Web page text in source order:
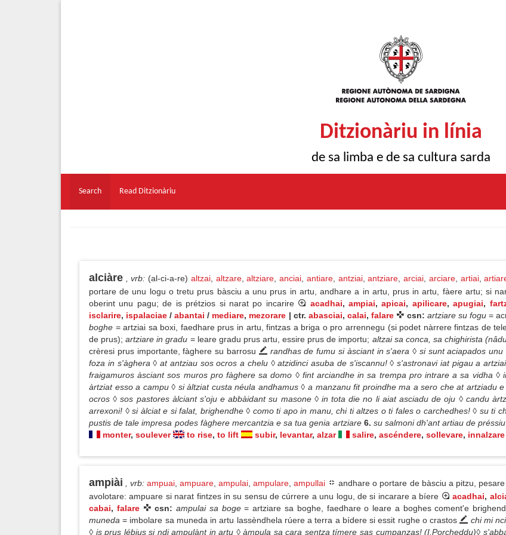
Ditzionàriu in línia
de sa limba e de sa cultura sarda
Search Read Ditzionàriu
alciàre , vrb: (al-ci-a-re) altzai, altzare,altziare ,anciai antiare, antziai,antziare ,arciai arciare, artiai,
portare de unu logu o tretu prus bàsciu a unu prus in artu, andhare a in artu, prus in artu, fàere artu; si
oberint unu pagu; de is prétzios si narat po incarire
acadhai,ampiai,apicai, apilicare,apugiai,
isclarire, ispalaciae / abantai / mediare, mezorare | ctr. abasciai, calai, falare csn: artziare su fogu=
boghe = artziai sa boxi, faedhare prus in artu, fintzas a briga o pro arrennegu (si podet nàrrere fintzas de
de prus); artziare in gradu = leare gradu prus artu, essire prus de importu; altzai sa conca, sa chighirista
crèresi prus importante, fàghere su barrosu
randhas de fumu si àsciant in s'aera ◊ si sunt aciapados
foza in s'àghera ◊ at antziau sos ocros a chelu ◊ atzidinci asuba de s'iscannu! ◊ s'astronavi iat pigau a
fraigamuros àsciant sos muros pro fàghere sa domo ◊ fint arciandhe in sa trempa pro intrare a sa vidha
àrtziat esso a campu ◊ si àltziat custa néula andhamus ◊ a manzanu fit proindhe ma a sero che at artziadu
ocros ◊ sos pastores àlciant s'oju e abbàidant su masone ◊ in tota die no li aiat asciadu de oju ◊ candu
arrexoni! ◊ si àlciat e si falat, brighendhe ◊ como ti apo in manu, chi ti altzes o ti fales o carchedhes! ◊ su ti
pustis de tale impresa podes fàghere mercantzia e sa tua genia artziare 6. su salmoni dh'ant artiau de
monter, soulever to rise, to lift subir, levantar, alzar salire, ascéndere, sollevare, innalzare
ampiài , vrb: ampuai ,ampuare ,ampulai ,ampulare ,ampullai
andhare o portare de bàsciu a pitzu,
avolotare: ampuare si narat fintzes in su sensu de cúrrere a unu logu, de si incarare a bíere
acadhai,
cabai, falare csn: ampulai sa boge= artziare sa boghe, faedhare o leare a boghes coment'e
muneda= imbolare sa muneda in artu lassèndhela rúere a terra a bídere si essit rughe o crastos
chi mi
◊ is prus lébius si ndi ampulànt in artu ◊ àmpula sa cara sentza tímere sas cumpanzas! (I.Porcheddu)◊